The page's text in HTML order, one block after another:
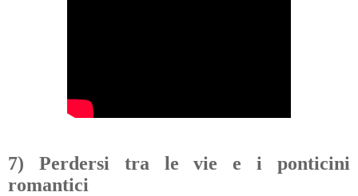
7) Perdersi tra le vie e i ponticini
romantici